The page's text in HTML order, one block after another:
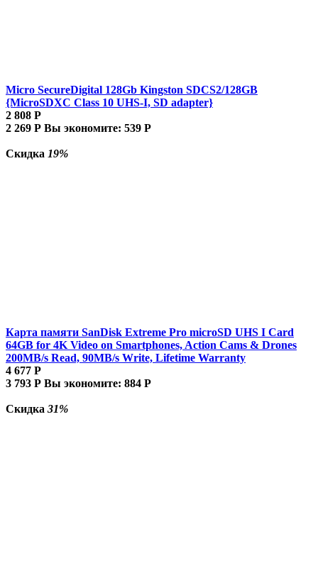
Micro SecureDigital 128Gb Kingston SDCS2/128GB
{MicroSDXC Class 10 UHS-I, SD adapter}
2 808 Р
2 269 Р Вы экономите: 539 Р
Скидка 19%
Карта памяти SanDisk Extreme Pro microSD UHS I Card
64GB for 4K Video on Smartphones, Action Cams & Drones
200MB/s Read, 90MB/s Write, Lifetime Warranty
4 677 Р
3 793 Р Вы экономите: 884 Р
Скидка 31%